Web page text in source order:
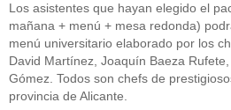
Los asistentes que hayan elegido el
mañana + menú + mesa redonda)
menú universitario elaborado por los
David Martínez, Joaquín Baeza
Gómez. Todos son chefs de
provincia de Alicante.